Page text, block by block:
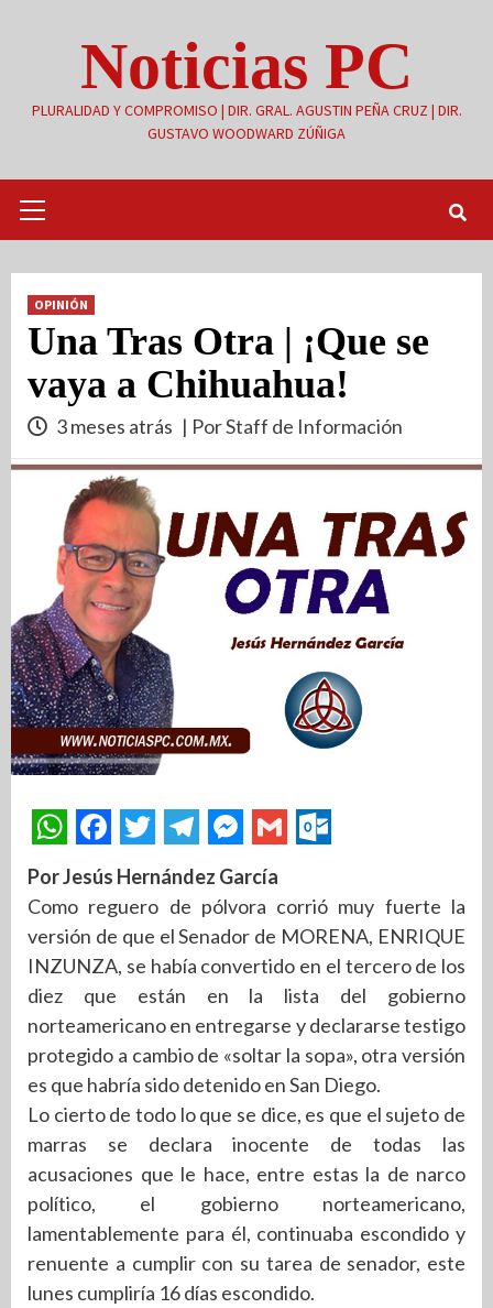
Noticias PC
PLURALIDAD Y COMPROMISO | DIR. GRAL. AGUSTIN PEÑA CRUZ | DIR.
GUSTAVO WOODWARD ZÚÑIGA
primario
OPINIÓN
Una Tras Otra | ¡Que se
vaya a Chihuahua!
3 meses atrás | Por Staff de Información
Por Jesús Hernández García
Como reguero de pólvora corrió muy fuerte la
versión de que el Senador de MORENA, ENRIQUE
INZUNZA, se había convertido en el tercero de los
diez que están en la lista del gobierno
norteamericano en entregarse y declararse testigo
protegido a cambio de «soltar la sopa», otra versión
es que habría sido detenido en San Diego.
Lo cierto de todo lo que se dice, es que el sujeto de
marras se declara inocente de todas las
acusaciones que le hace, entre estas la de narco
político, el gobierno norteamericano,
lamentablemente para él, continuaba escondido y
renuente a cumplir con su tarea de senador, este
lunes cumpliría 16 días escondido.